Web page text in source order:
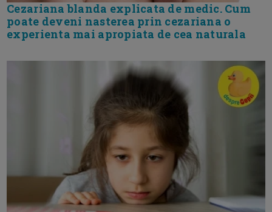
Cezariana blanda explicata de medic. Cum
poate deveni nasterea prin cezariana o
experienta mai apropiata de cea naturala